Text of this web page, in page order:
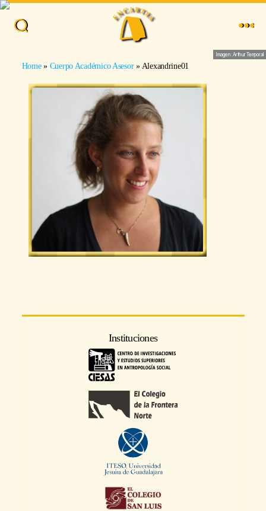
Imagen: Arthur Temporal
Home» Cuerpo Académico Asesor» Alexandrine01
Instituciones